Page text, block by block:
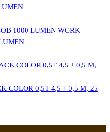
WORK
COLOR 0,5T 4,5 + 0,5 M, 25